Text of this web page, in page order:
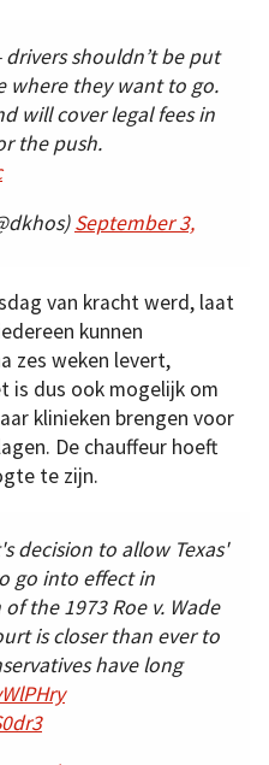
drivers shouldn’t be put
where they want to go.
will cover legal fees in
the push.
September 3,
van kracht werd, laat
kunnen
zes weken levert,
is dus ook mogelijk om
klinieken brengen voor
De chauffeur hoeft
te zijn.
decision to allow Texas'
go into effect in
the 1973 Roe v. Wade
is closer than ever to
have long